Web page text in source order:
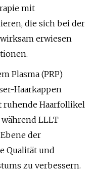
mit
die sich bei der
erwiesen
Plasma (PRP)
Haarkappen
ruhende Haarfollikel
LLLT
der
Qualität und
zu verbessern.